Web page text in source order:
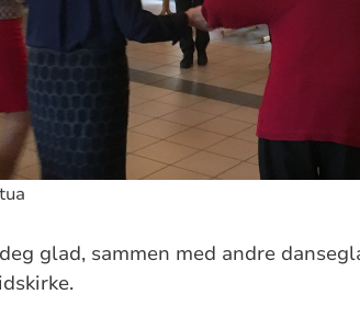
glad, sammen med andre